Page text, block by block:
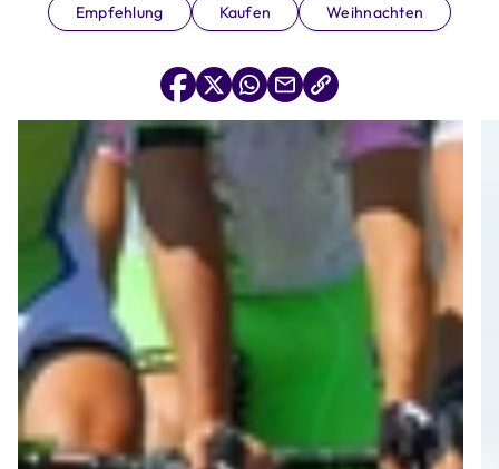
Empfehlung Kaufen Weihnachten